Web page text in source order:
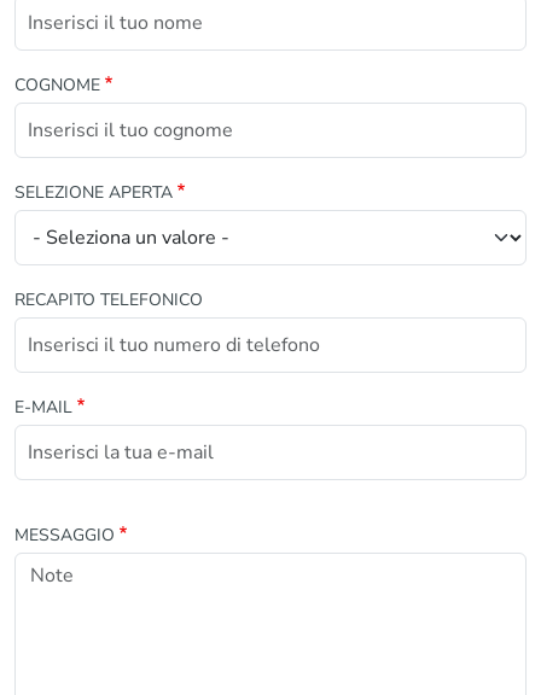
COGNOME
SELEZIONE APERTA
RECAPITO TELEFONICO
E-MAIL
MESSAGGIO